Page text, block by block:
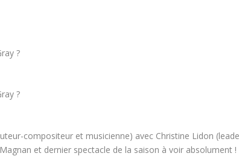
?
?
compositeur et musicienne) avec Christine Lidon
et dernier spectacle de la saison à voir absolument !